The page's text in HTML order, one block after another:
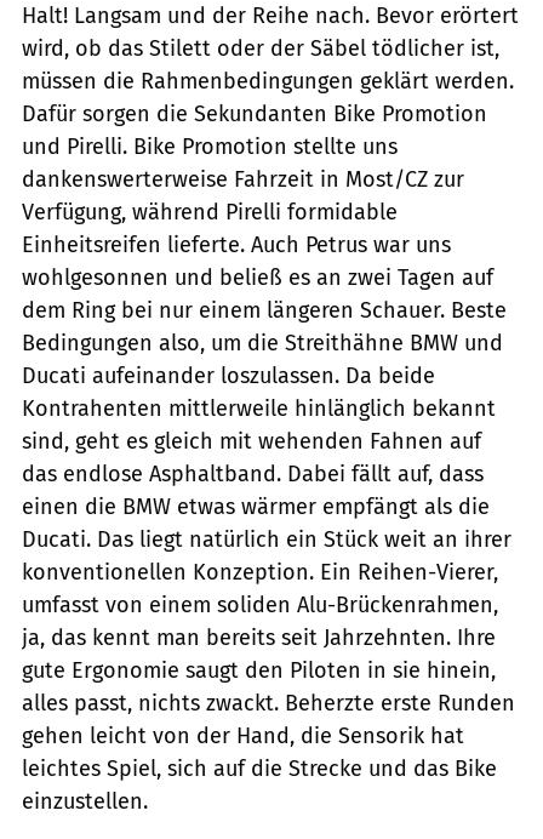
Halt! Langsam und der Reihe nach. Bevor erörtert
wird, ob das Stilett oder der Säbel tödlicher ist,
müssen die Rahmenbedingungen geklärt werden.
Dafür sorgen die Sekundanten Bike Promotion
und Pirelli. Bike Promotion stellte uns
dankenswerterweise Fahrzeit in Most/CZ zur
Verfügung, während Pirelli formidable
Einheitsreifen lieferte. Auch Petrus war uns
wohlgesonnen und beließ es an zwei Tagen auf
dem Ring bei nur einem längeren Schauer. Beste
Bedingungen also, um die Streithähne BMW und
Ducati aufeinander loszulassen. Da beide
Kontrahenten mittlerweile hinlänglich bekannt
sind, geht es gleich mit wehenden Fahnen auf
das endlose Asphaltband. Dabei fällt auf, dass
einen die BMW etwas wärmer empfängt als die
Ducati. Das liegt natürlich ein Stück weit an ihrer
konventionellen Konzeption. Ein Reihen-Vierer,
umfasst von einem soliden Alu-Brückenrahmen,
ja, das kennt man bereits seit Jahrzehnten. Ihre
gute Ergonomie saugt den Piloten in sie hinein,
alles passt, nichts zwackt. Beherzte erste Runden
gehen leicht von der Hand, die Sensorik hat
leichtes Spiel, sich auf die Strecke und das Bike
einzustellen.